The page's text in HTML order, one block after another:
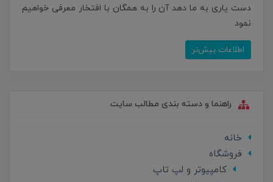
دست یاری به ما دهد آن را به همگان با افتخار معرفی خواهیم
نمود
اطلاعات بیش‌تر
راهنما و دسته بندی مطالب سایت
خانه
فروشگاه
کامپیوتر و لپ تاپ